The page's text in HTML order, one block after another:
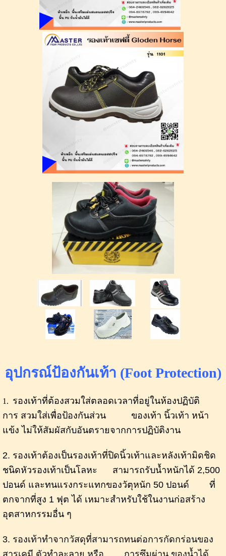
อุปกรณ์ป้องกันเท้า (Foot Protection)
1. รองเท้าที่ต้องสวมใส่ตลอดเวลาที่อยู่ในห้องปฏิบัติ
การ สวมใส่เพื่อป้องกันส่วน ของเท้า นิ้วเท้า หน้า
แข้ง ไม่ให้สัมผัสกับอันตรายจากการปฏิบัติงาน
2. รองเท้าต้องเป็นรองเท้าที่ปิดนิ้วเท้าและหลังเท้ามิดชิด
ชนิดหัวรองเท้าเป็นโลหะ สามารถรับน้ำหนักได้ 2,500
ปอนด์ และทนแรงกระแทกของวัตุหนัก 50 ปอนด์ ที่
ตกจากที่สูง 1 ฟุต ได้ เหมาะสำหรับใช้ในงานก่อสร้าง
อุตสาหกรรมอื่น ๆ
3. รองเท้าทำจากวัสดุที่สามารถทนต่อการกัดกร่อนของ
สารเคมี ตัวทำละลาย หรือ การซึมผ่าน ของน้ำได้